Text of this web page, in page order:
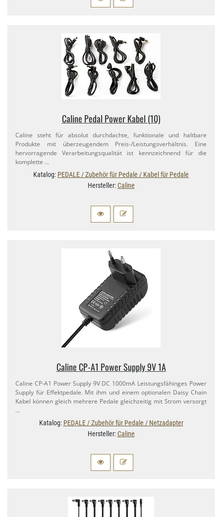
Caline Pedal Power Kabel (10)
Caline steht für absolut durchdachte, funktionale und haltbare
Produkte mit überzeugendem Preis-​/Leistungsverhältnis. Eine
hervorragende Verarbeitungsqualität ist kennzeichnend für die
komplette …
Katalog: PEDALE / Zubehör für Pedale / Kabel für Pedale
Hersteller:Caline
Caline CP-​A1 Power Supply 9V 1A
Caline CP-​A1 Power Supply 9V DC 1000mA Leistungsfähinges Power
Supply für Effektpedale. Mit ihm und einem optionalen Daisy Chain
Kabel können gleich mehrere Pedale gleichzeitig mit Strom versorgt
…
Katalog: PEDALE / Zubehör für Pedale / Netzadapter
Hersteller:Caline